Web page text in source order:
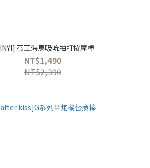
蒂王海馬吸吮拍打按摩棒
NT$1,490
NT$2,390